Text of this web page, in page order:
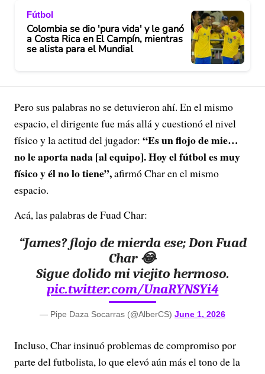
Fútbol
Colombia se dio 'pura vida' y le ganó
a Costa Rica en El Campín, mientras
se alista para el Mundial
Pero sus palabras no se detuvieron ahí. En el mismo
espacio, el dirigente fue más allá y cuestionó el nivel
físico y la actitud del jugador: “Es un flojo de mie…
no le aporta nada [al equipo]. Hoy el fútbol es muy
físico y él no lo tiene”,afirmó Char en el mismo
espacio.
Acá, las palabras de Fuad Char:
“James? flojo de mierda ese; Don Fuad
Char 😂
Sigue dolido mi viejito hermoso.
pic.twitter.com/UnaRYNSYi4
— Pipe Daza Socarras (@AlberCS) June 1, 2026
Incluso, Char insinuó problemas de compromiso por
parte del futbolista, lo que elevó aún más el tono de la